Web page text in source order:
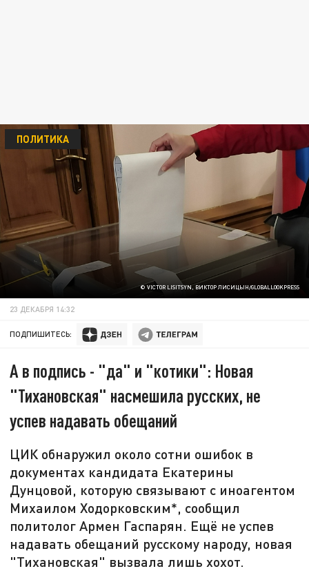
© VICTOR LISITSYN, ВИКТОР ЛИСИЦЫН/GLOBALLOOKPRESS
ПОЛИТИКА
23 ДЕКАБРЯ 14:32
ПОДПИШИТЕСЬ:
А в подпись - "да" и "котики": Новая
"Тихановская" насмешила русских, не
успев надавать обещаний
ЦИК обнаружил около сотни ошибок в
документах кандидата Екатерины
Дунцовой, которую связывают с иноагентом
Михаилом Ходорковским*, сообщил
политолог Армен Гаспарян. Ещё не успев
надавать обещаний русскому народу, новая
"Тихановская" вызвала лишь хохот.